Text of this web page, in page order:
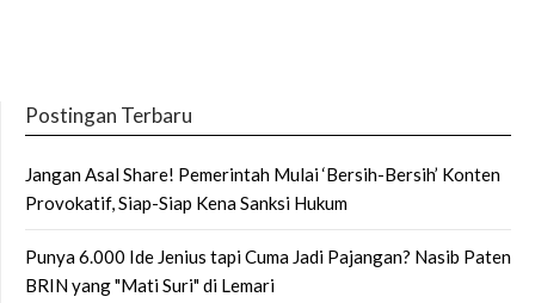
Postingan Terbaru
Jangan Asal Share! Pemerintah Mulai ‘Bersih-Bersih’ Konten
Provokatif, Siap-Siap Kena Sanksi Hukum
Punya 6.000 Ide Jenius tapi Cuma Jadi Pajangan? Nasib Paten
BRIN yang "Mati Suri" di Lemari